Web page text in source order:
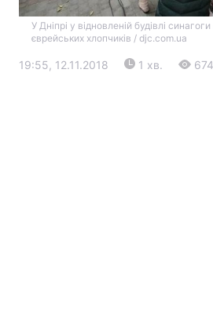
У Дніпрі у відновленій будівлі
єврейських хлопчиків / djc.com.ua
19:55, 12.11.2018 1 хв. 674